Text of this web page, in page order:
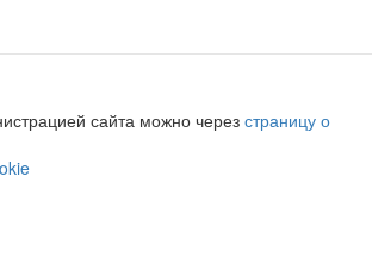
сайта можно через страницу о